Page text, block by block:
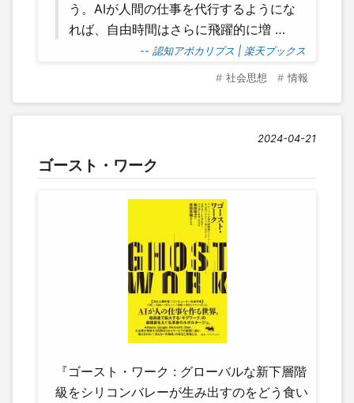
う。AIが人間の仕事を代行するようにな
れば、自由時間はさらに飛躍的に増 …
-- 認知アポカリプス | 楽天ブックス
社会思想 情報
2024-04-21
ゴースト・ワーク
『ゴースト・ワーク : グローバルな新下層階
級をシリコンバレーが生み出すのをどう食い